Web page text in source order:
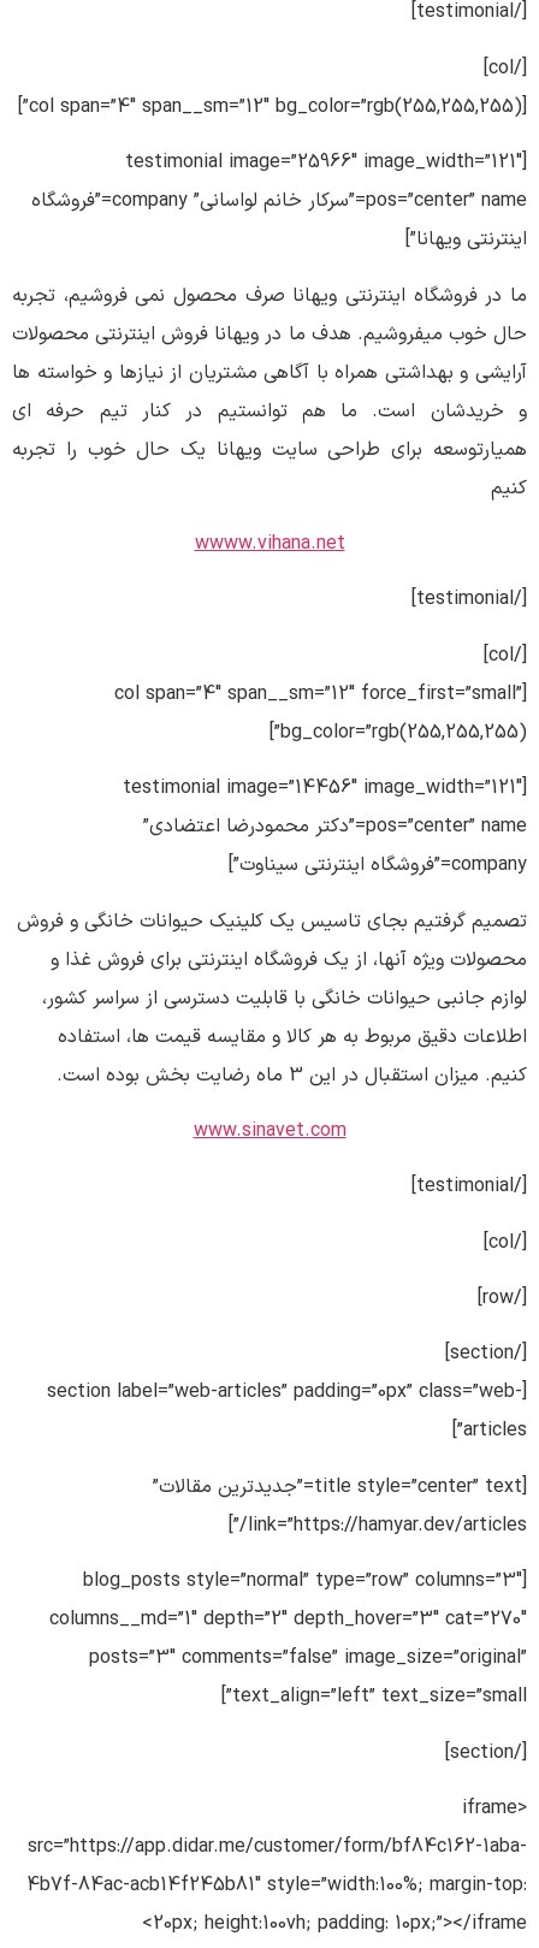
[/testimonial]
[/col]
[col span=”4″ span__sm=”12″ bg_color=”rgb(255,255,255)”]
[testimonial image=”25966″ image_width=”121″
pos=”center” name=”سرکار خانم لواسانی” company=”فروشگاه
اینترنتی ویهانا”]
ما در فروشگاه اینترنتی ویهانا صرف محصول نمی فروشیم، تجربه
حال خوب میفروشیم. هدف ما در ویهانا فروش اینترنتی محصولات
آرایشی و بهداشتی همراه با آگاهی مشتریان از نیازها و خواسته ها
و خریدشان است. ما هم توانستیم در کنار تیم حرفه ای
همیارتوسعه برای طراحی سایت ویهانا یک حال خوب را تجربه
کنیم
wwww.vihana.net
[/testimonial]
[/col]
[col span=”4″ span__sm=”12″ force_first=”small”
bg_color=”rgb(255,255,255)”]
[testimonial image=”14456″ image_width=”121″
pos=”center” name=”دکتر محمودرضا اعتضادی”
company=”فروشگاه اینترنتی سیناوت”]
تصمیم گرفتیم بجای تاسیس یک کلینیک حیوانات خانگی و فروش
محصولات ویژه آنها، از یک فروشگاه اینترنتی برای فروش غذا و
لوازم جانبی حیوانات خانگی با قابلیت دسترسی از سراسر کشور،
اطلاعات دقیق مربوط به هر کالا و مقایسه قیمت ها، استفاده
کنیم. میزان استقبال در این 3 ماه رضایت بخش بوده است.
www.sinavet.com
[/testimonial]
[/col]
[/row]
[/section]
[section label=”web-articles” padding=”0px” class=”web-
articles”]
[title style=”center” text=”جدیدترین مقالات”
link=”https://hamyar.dev/articles/”]
[blog_posts style=”normal” type=”row” columns=”3″
columns__md=”1″ depth=”2″ depth_hover=”3″ cat=”270″
posts=”3″ comments=”false” image_size=”original”
text_align=”left” text_size=”small”]
[/section]
<iframe
src=”https://app.didar.me/customer/form/bf84c162-1aba-
4b7f-84ac-acb14f245b81″ style=”width:100%; margin-top:
20px; height:100vh; padding: 10px;”></iframe>